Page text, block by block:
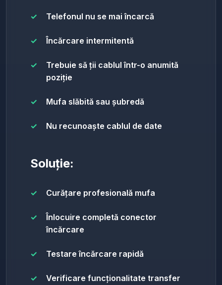
Telefonul nu se mai încarcă
Încărcare intermitentă
Trebuie să ții cablul într-o anumită
poziție
Mufa slăbită sau șubredă
Nu recunoaște cablul de date
Soluție:
Curățare profesională mufa
Înlocuire completă conector
încărcare
Testare încărcare rapidă
Verificare funcționalitate transfer